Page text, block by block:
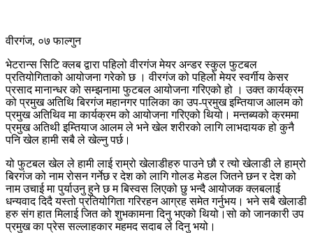
वीरगंज, ०७ फाल्गुन
भेटरान्स सिटि क्लब द्वारा पहिलो वीरगंज मेयर अन्डर स्कुल फुटबल
प्रतियोगिताको आयोजना गरेको छ । वीरगंज को पहिलो मेयर स्वर्गीय केसर
प्रसाद मानान्धर को सम्झनामा फुटबल आयोजना गरिएको हो । उक्त कार्यक्रम
को प्रमुख अतिथि बिरगंज महानगर पालिका का उप-प्रमुख इम्तियाज आलम को
प्रमुख अतिथिव मा कार्यक्रम को आयोजना गरिएको थियो। मन्तब्यको क्रममा
प्रमुख अतिथी इम्तियाज आलम ले भने खेल शरीरको लागि लाभदायक हो कुनै
पनि खेल हामी सबै ले खेल्नु पर्छ।
यो फुटबल खेल ले हामी लाई राम्रो खेलाडीहरु पाउने छौ र त्यो खेलाडी ले हाम्रो
बिरगंज को नाम रोसन गर्नेछ र देश को लागि गोलड मेडल जितने छन र देश को
नाम उचाई मा पुर्याउनु हुने छ म बिस्वस लिएको छु भन्दै आयोजक क्लबलाई
धन्यवाद दिदै यस्तो प्रतियोगिता गरिरहन आग्रह समेत गर्नुभय। भने सबै खेलाडी
हरु संग हात मिलाई जित को शुभकामना दिनु भएको थियो।सो को जानकारी उप
प्रमुख का प्रेस सल्लाहकार महमद सदाब ले दिनु भयो।